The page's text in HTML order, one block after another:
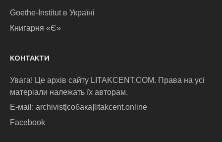
Goethe-Institut в Україні
Книгарня «Є»
КОНТАКТИ
Увага! Це архів сайту LITAKCENT.COM. Права на усі
матеріали належать їх авторам.
E-маіl: archivist[собака]litakcent.online
Facebook